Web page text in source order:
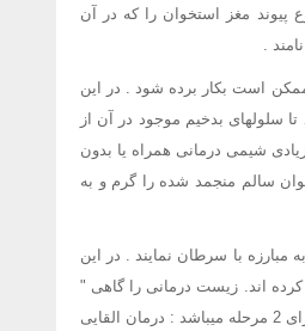
پیوند مغز استخوان را که در آن
.
ممکن است بکار برده شود . در این
سلولهای بدخیم موجود در آن از
شیمی درمانی همراه یا بدون
سالم منجمد شده را گرم و به
با سرطان نمایند . در این
اند. زیست درمانی را گاهی "
درمان اصلاح کننده پاسخ زیستی " و یا " ایمنی درمانی |" می نامند . درمان AML بطور معمول دارای 2 مرحله میباشد : درمان القایی